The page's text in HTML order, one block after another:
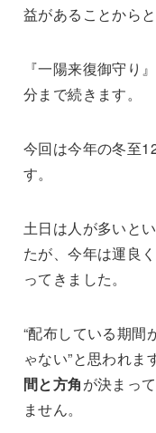
益があることから
『一陽来復御守り
分まで続きます。
今回は今年の冬至
す。
土日は人が多いと
たが、今年は運良
ってきました。
“配布している期間
ゃない”と思われま
間と方角が決まっ
ません。